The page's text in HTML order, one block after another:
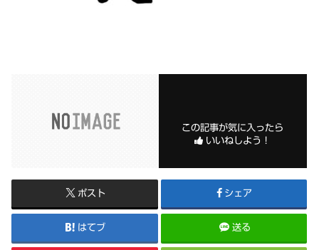
この記事が気に入ったら
いいねしよう！
ポスト シェア
はてブ 送る